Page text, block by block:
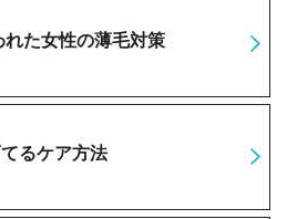
た女性の薄毛対策
るケア方法